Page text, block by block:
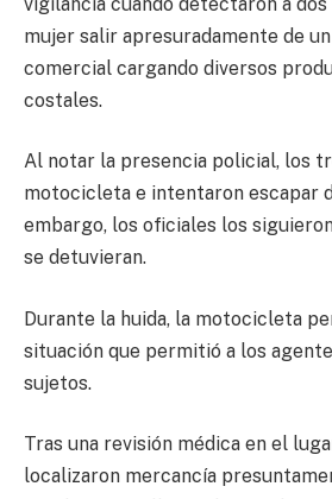
mujer salir apresuradamente de
comercial cargando diversos
costales.
Al notar la presencia policial, los
motocicleta e intentaron escapar
embargo, los oficiales los
se detuvieran.
Durante la huida, la motocicleta
situación que permitió a los
sujetos.
Tras una revisión médica en el
localizaron mercancía